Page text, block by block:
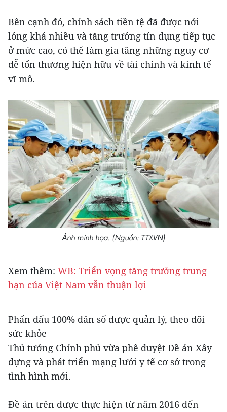
Bên cạnh đó, chính sách tiền tệ đã được nới
lỏng khá nhiều và tăng trưởng tín dụng tiếp tục
ở mức cao, có thể làm gia tăng những nguy cơ
dễ tổn thương hiện hữu về tài chính và kinh tế
vĩ mô.
Ảnh minh họa. (Nguồn: TTXVN)
Xem thêm: WB: Triển vọng tăng trưởng trung
hạn của Việt Nam vẫn thuận lợi
Phấn đấu 100% dân số được quản lý, theo dõi
sức khỏe
Thủ tướng Chính phủ vừa phê duyệt Đề án Xây
dựng và phát triển mạng lưới y tế cơ sở trong
tình hình mới.
Đề án trên được thực hiện từ năm 2016 đến